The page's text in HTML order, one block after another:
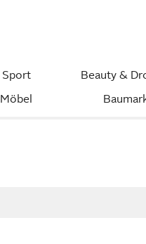
Sport Beauty &
Möbel